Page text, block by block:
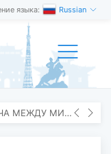
языка: Russian
ПРОШЛА КОНСУЛЬТАТИВНАЯ ВСТРЕЧА МЕЖДУ МИД МОНГОЛИИ И ЯПОНИИ